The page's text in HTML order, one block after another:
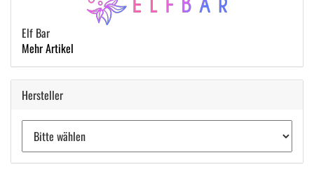
Elf Bar
Mehr Artikel
Hersteller